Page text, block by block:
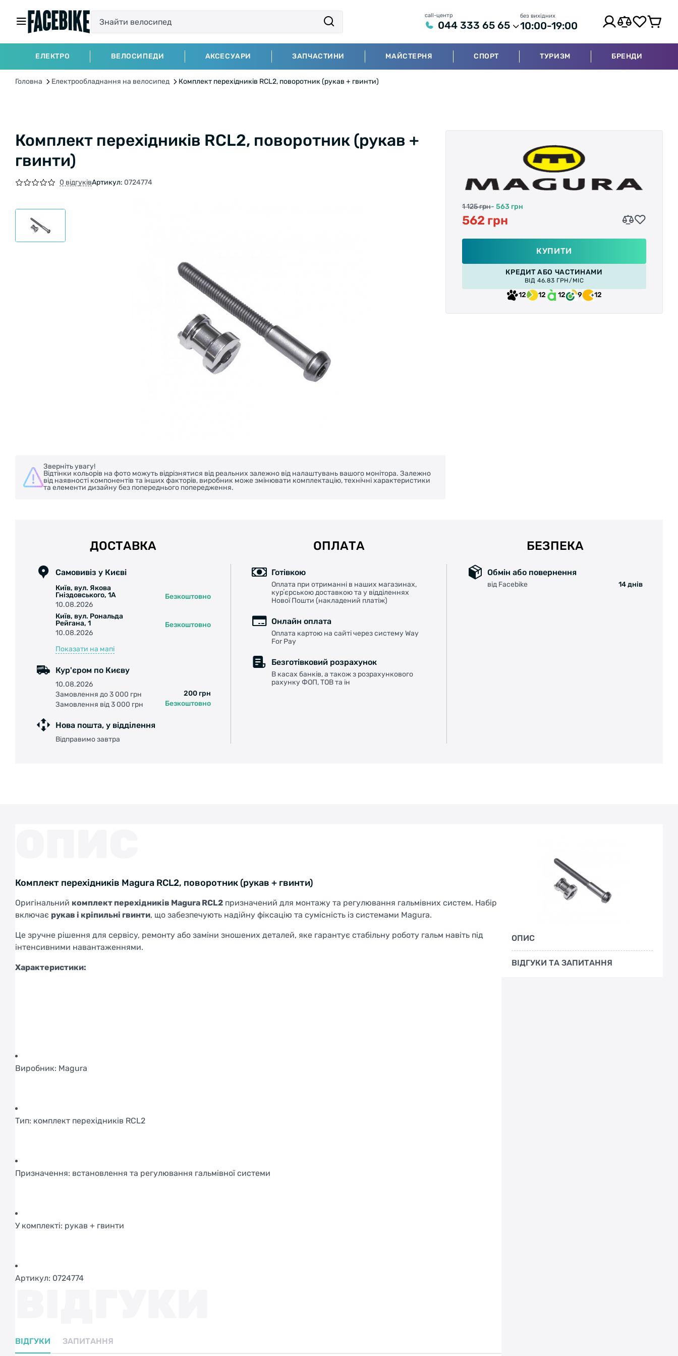
call-центр
044 333 65 65
без вихідних
10:00-19:00
ЕЛЕКТРО ВЕЛОСИПЕДИ АКСЕСУАРИ ЗАПЧАСТИНИ МАЙСТЕРНЯ СПОРТ ТУРИЗМ БРЕНДИ
Головна Електрообладнання на велосипед Комплект перехідників RCL2, поворотник (рукав + гвинти)
Комплект перехідників RCL2, поворотник (рукав +
гвинти)
0 відгуківАртикул: 0724774
Зверніть увагу!
Відтінки кольорів на фото можуть відрізнятися від реальних залежно від налаштувань вашого монітора. Залежно
від наявності компонентів та інших факторів, виробник може змінювати комплектацію, технічні характеристики
та елементи дизайну без попереднього попередження.
1 125 грн- 563 грн
562 грн
КУПИТИ
КРЕДИТ АБО ЧАСТИНАМИ
ВІД 46.83 ГРН/МІС
12 12 12 9 12
ДОСТАВКА
Самовивіз у Києві
Київ, вул. Якова
Гніздовського, 1А
10.08.2026
Безкоштовно
Київ, вул. Рональда
Рейгана, 1
10.08.2026
Безкоштовно
Показати на мапі
Кур'єром по Києву
10.08.2026
Замовлення до 3 000 грн
200 грн
Замовлення від 3 000 грн
Безкоштовно
Нова пошта, у відділення
Відправимо завтра
ОПЛАТА
Готівкою
Оплата при отриманні в наших магазинах,
курʼєрською доставкою та у відділеннях
Нової Пошти (накладений платіж)
Онлайн оплата
Оплата картою на сайті через систему Way
For Pay
Безготівковий розрахунок
В касах банків, а також з розрахункового
рахунку ФОП, ТОВ та ін
БЕЗПЕКА
Обмін або повернення
від Facebike 14 днів
Комплект перехідників Magura RCL2, поворотник (рукав + гвинти)
Оригінальний комплект перехідників Magura RCL2 призначений для монтажу та регулювання гальмівних систем. Набір
включає рукав і кріпильні гвинти, що забезпечують надійну фіксацію та сумісність із системами Magura.
Це зручне рішення для сервісу, ремонту або заміни зношених деталей, яке гарантує стабільну роботу гальм навіть під
інтенсивними навантаженнями.
Характеристики:
Виробник: Magura
Тип: комплект перехідників RCL2
Призначення: встановлення та регулювання гальмівної системи
У комплекті: рукав + гвинти
Артикул: 0724774
ВІДГУКИ ЗАПИТАННЯ
ОПИС
ВІДГУКИ ТА ЗАПИТАННЯ